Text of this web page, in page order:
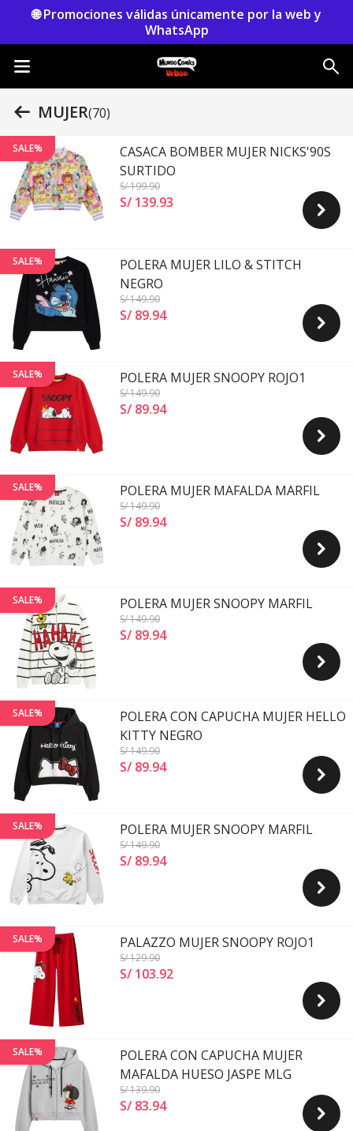
🌐 Promociones válidas únicamente por la web y
WhatsApp
MUJER(70)
SALE%
CASACA BOMBER MUJER NICKS'90S
SURTIDO
S/ 199.90
S/ 139.93
SALE%
POLERA MUJER LILO & STITCH
NEGRO
S/ 149.90
S/ 89.94
SALE% POLERA MUJER SNOOPY ROJO1
S/ 149.90
S/ 89.94
SALE% POLERA MUJER MAFALDA MARFIL
S/ 149.90
S/ 89.94
SALE% POLERA MUJER SNOOPY MARFIL
S/ 149.90
S/ 89.94
SALE%
POLERA CON CAPUCHA MUJER HELLO
KITTY NEGRO
S/ 149.90
S/ 89.94
SALE% POLERA MUJER SNOOPY MARFIL
S/ 149.90
S/ 89.94
SALE% PALAZZO MUJER SNOOPY ROJO1
S/ 129.90
S/ 103.92
SALE%
POLERA CON CAPUCHA MUJER
MAFALDA HUESO JASPE MLG
S/ 139.90
S/ 83.94